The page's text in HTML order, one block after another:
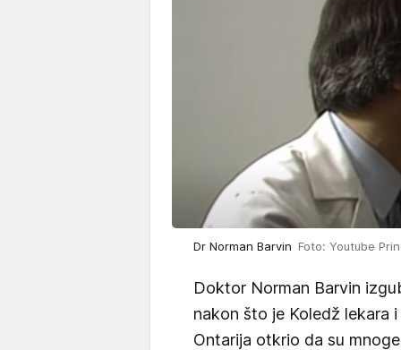
Dr Norman Barvin Foto: Youtube
Doktor Norman Barvin
nakon što je Koledž lekara
Ontarija otkrio da su